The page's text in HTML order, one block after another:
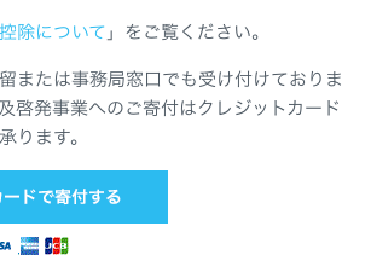
除について 」をご覧ください。
または事務局窓口でも受け付けておりま
啓発事業へのご寄付はクレジットカード
ります。